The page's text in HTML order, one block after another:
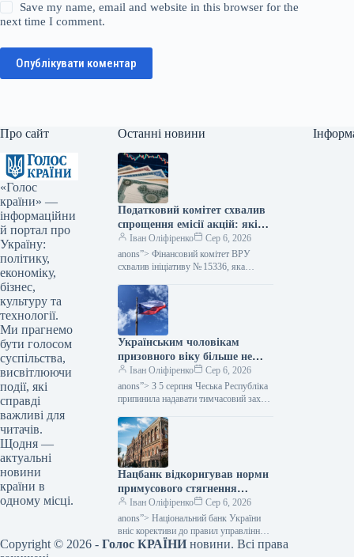
Save my name, email and website in this browser for the
next time I comment.
Опублікувати коментар
Про сайт
«Голос
країни» —
інформаційни
й портал про
Україну:
політику,
економіку,
бізнес,
культуру та
технології.
Ми прагнемо
бути голосом
суспільства,
висвітлюючи
події, які
справді
важливі для
читачів.
Щодня —
актуальні
новини
країни в
одному місці.
Останні новини
Податковий комітет схвалив
спрощення емісії акцій: які
зміни очікуються — Мінфін
Іван Оліфіренко
Сер 6, 2026
anons”> Фінансовий комітет ВРУ
схвалив ініціативу № 15336, яка
цінних паперів. Цей акт покликаний
скоротити бюрократичні перешкоди,…
Українським чоловікам
призовного віку більше не
надається тимчасовий захист
у Чехії, згідно з даними
Міністерства фінансів.
Іван Оліфіренко
Сер 6, 2026
anons”> З 5 серпня Чеська Республіка
припинила надавати тимчасовий захист
віку, які не можуть продемонструвати
виконання своїх…
Нацбанк відкоригував норми
примусового стягнення
грошей: як це позначиться на
тих, хто має заборгованість,
— Міністерство фінансів
Іван Оліфіренко
Сер 6, 2026
anons”> Національний банк України
вніс корективи до правил управління
банківськими рахунками, які
Copyright © 2026 - Голос КРАЇНИ новини. Всі права